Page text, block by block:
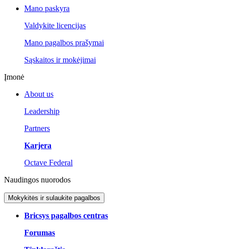
Mano paskyra
Valdykite licencijas
Mano pagalbos prašymai
Sąskaitos ir mokėjimai
Įmonė
About us
Leadership
Partners
Karjera
Octave Federal
Naudingos nuorodos
Mokykitės ir sulaukite pagalbos
Bricsys pagalbos centras
Forumas